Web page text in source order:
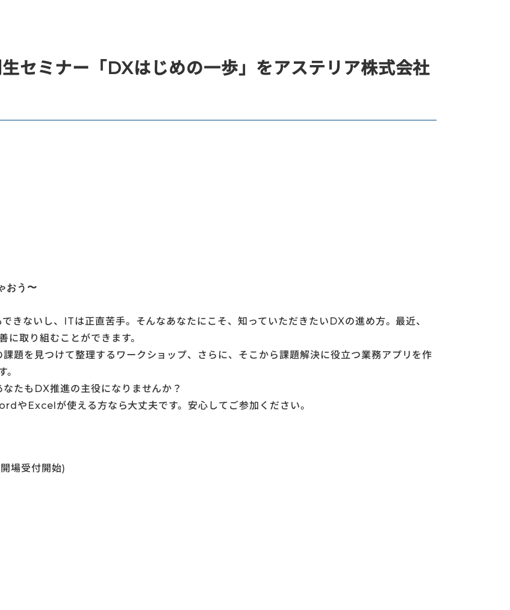
セミナー「DXはじめの一歩」をアステリア株式会社
おう〜
きないし、ITは正直苦手。そんなあなたにこそ、知っていただきたいDXの進め方。最近、
取り組むことができます。
題を見つけて整理するワークショップ、さらに、そこから課題解決に役立つ業務アプリを作
たもDX推進の主役になりませんか？
やExcelが使える方なら大丈夫です。安心してご参加ください。
場受付開始)